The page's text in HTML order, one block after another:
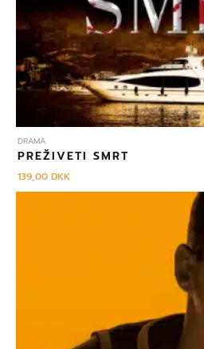
DRAMA
PREŽIVETI SMRT
139,00DKK